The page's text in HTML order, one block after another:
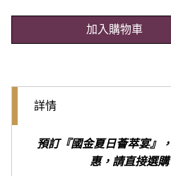
加入購物車
詳情
預訂『國金夏日薈萃宴』
惠，請直接選